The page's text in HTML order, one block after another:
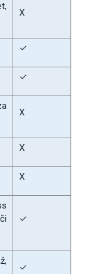
X
✓
✓
X
X
X
✓
✓